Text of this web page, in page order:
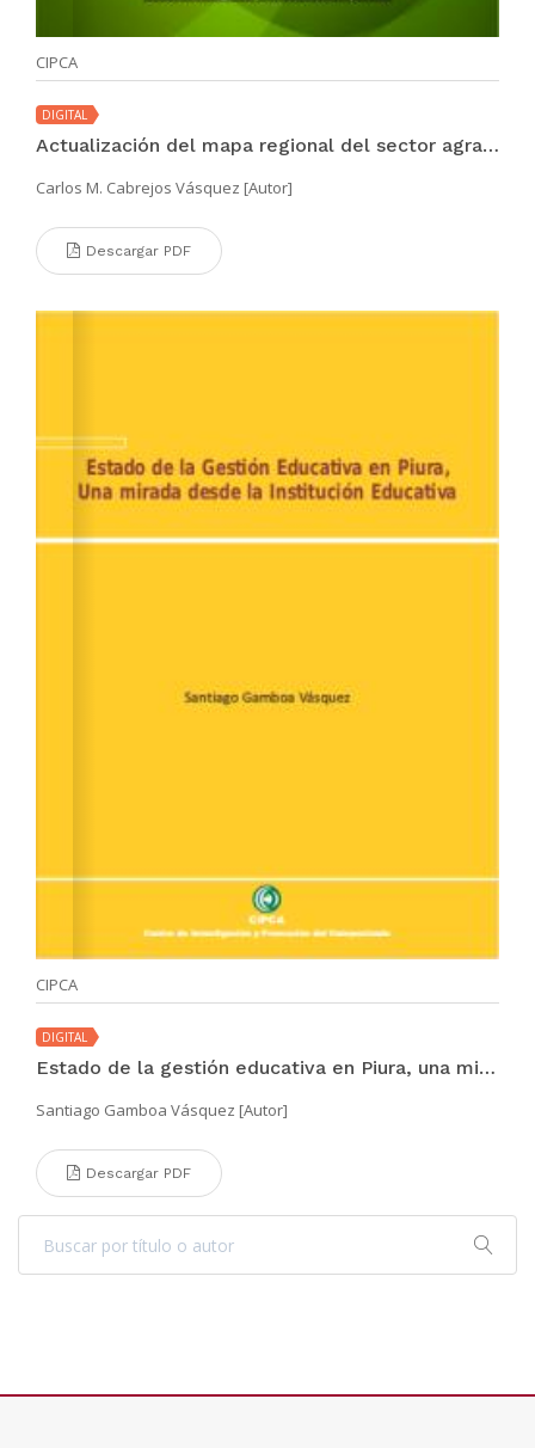
CIPCA
DIGITAL
Actualización del mapa regional del sector agrario en Piura
Carlos M. Cabrejos Vásquez [Autor]
Descargar PDF
CIPCA
DIGITAL
Estado de la gestión educativa en Piura, una mirada desde la institución educativa
Santiago Gamboa Vásquez [Autor]
Descargar PDF